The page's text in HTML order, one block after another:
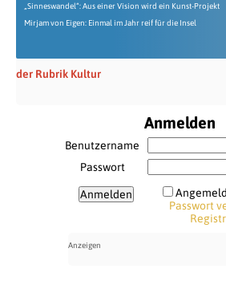
„Sinneswandel“: Aus einer Vision wird ein Kunst-Projekt
Mirjam von Eigen: Einmal im Jahr reif für die Insel
der Rubrik Kultur
Anmelden
Benutzername
Passwort
Passwort